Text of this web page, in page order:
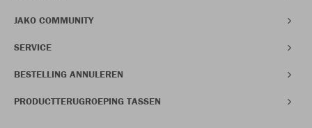
JAKO COMMUNITY
SERVICE
BESTELLING ANNULEREN
PRODUCTTERUGROEPING TASSEN